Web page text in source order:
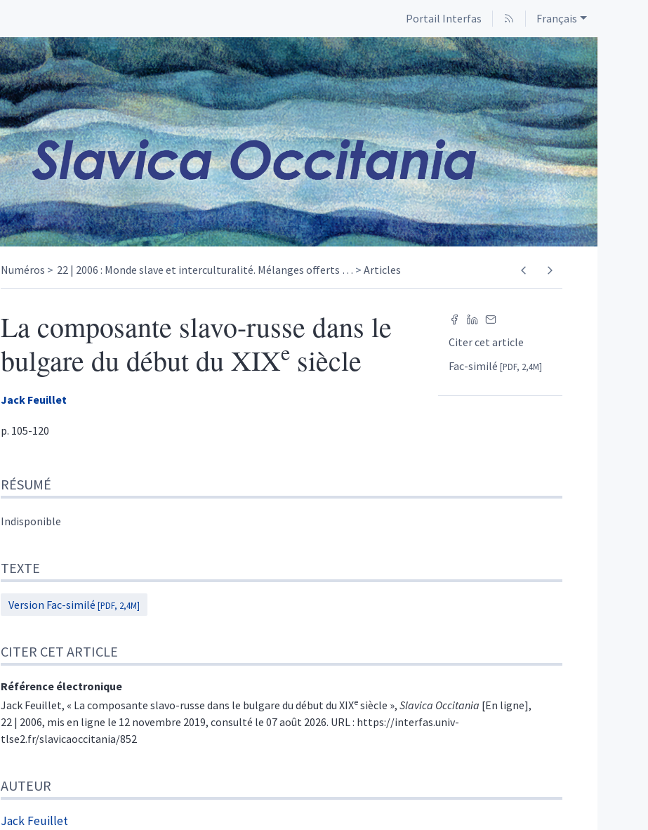
Portail Interfas Français
Numéros 22 | 2006 : Monde slave et interculturalité. Mélanges offerts … Articles
Citer cet article
Fac-similé [PDF, 2,4M]
La composante slavo-russe dans le
bulgare du début du XIXe siècle
Jack Feuillet
p. 105-120
Texte
Citer cet article
Auteur
RÉSUMÉ
Indisponible
TEXTE
Version Fac-similé [PDF, 2,4M]
CITER CET ARTICLE
Référence électronique
Jack Feuillet, « La composante slavo-russe dans le bulgare du début du XIXe siècle », Slavica Occitania [En ligne],
22 | 2006, mis en ligne le 12 novembre 2019, consulté le 07 août 2026. URL : https://interfas.univ-
tlse2.fr/slavicaoccitania/852
AUTEUR
Jack Feuillet